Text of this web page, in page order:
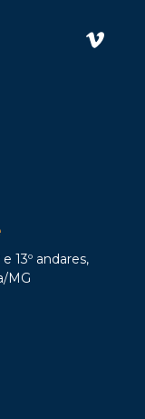
13º andares,
MG